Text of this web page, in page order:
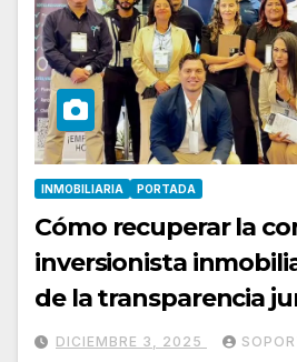
INMOBILIARIA PORTADA
Cómo recuperar la
inversionista
de la transparencia
DICIEMBRE 3, 2025